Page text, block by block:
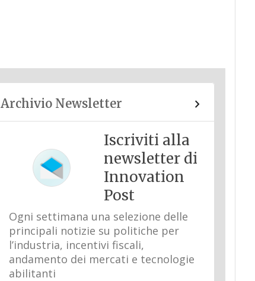
Archivio Newsletter
Iscriviti alla
newsletter di
Innovation
Post
Ogni settimana una selezione delle
principali notizie su politiche per
l’industria, incentivi fiscali,
andamento dei mercati e tecnologie
abilitanti